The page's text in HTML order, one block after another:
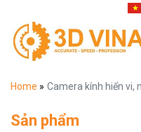
Home » Camera kính hiển vi,
Sản phẩm